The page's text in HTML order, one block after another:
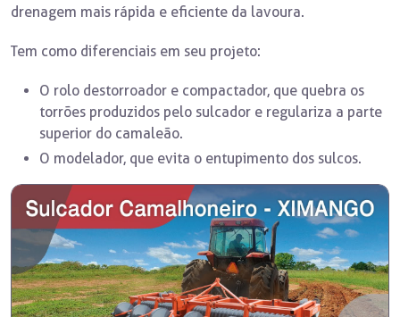
drenagem mais rápida e eficiente da lavoura.
Tem como diferenciais em seu projeto:
O rolo destorroador e compactador, que quebra os
torrões produzidos pelo sulcador e regulariza a parte
superior do camaleão.
O modelador, que evita o entupimento dos sulcos.